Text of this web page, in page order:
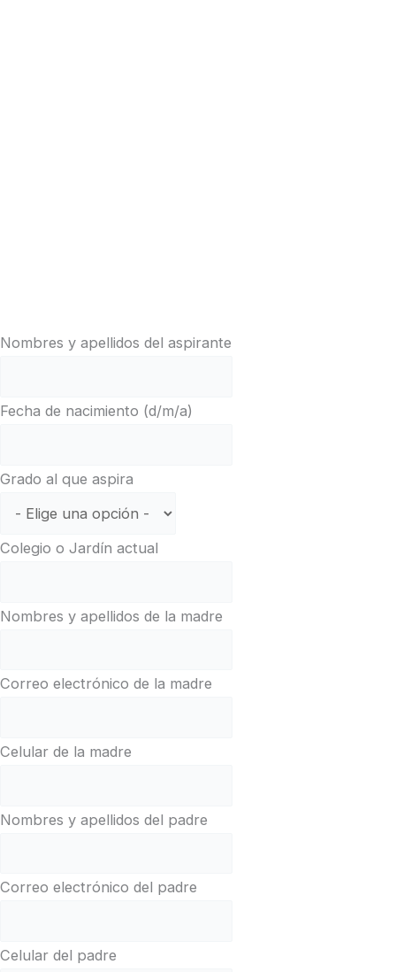
Nombres y apellidos del aspirante
Fecha de nacimiento (d/m/a)
Grado al que aspira
Colegio o Jardín actual
Nombres y apellidos de la madre
Correo electrónico de la madre
Celular de la madre
Nombres y apellidos del padre
Correo electrónico del padre
Celular del padre